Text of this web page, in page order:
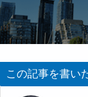
この記事を書い